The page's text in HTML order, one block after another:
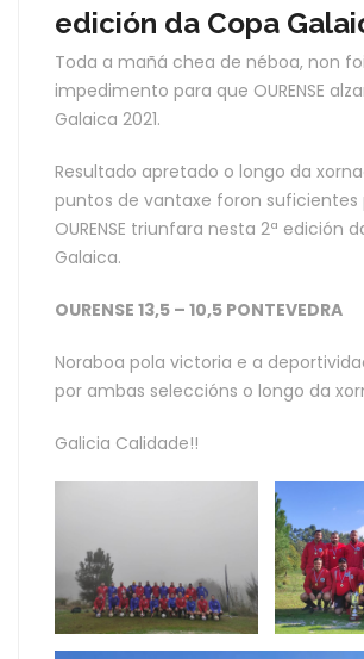
edición da Copa
Toda a mañá chea de néboa, non
impedimento para que OURENSE
Galaica 2021.
Resultado apretado o longo da
puntos de vantaxe foron suficientes
OURENSE triunfara nesta 2ª edición
Galaica.
OURENSE 13,5 – 10,5 PONTEVEDRA
Noraboa pola victoria e a
por ambas seleccións o longo da
Galicia Calidade!!